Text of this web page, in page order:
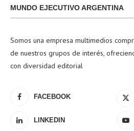
MUNDO EJECUTIVO ARGENTINA
Somos una empresa multimedios
de nuestros grupos de interés,
con diversidad editorial
FACEBOOK
LINKEDIN